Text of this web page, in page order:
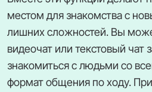
местом для знакомства с
лишних сложностей. Вы
видеочат или текстовый чат
знакомиться с людьми со
формат общения по ходу.